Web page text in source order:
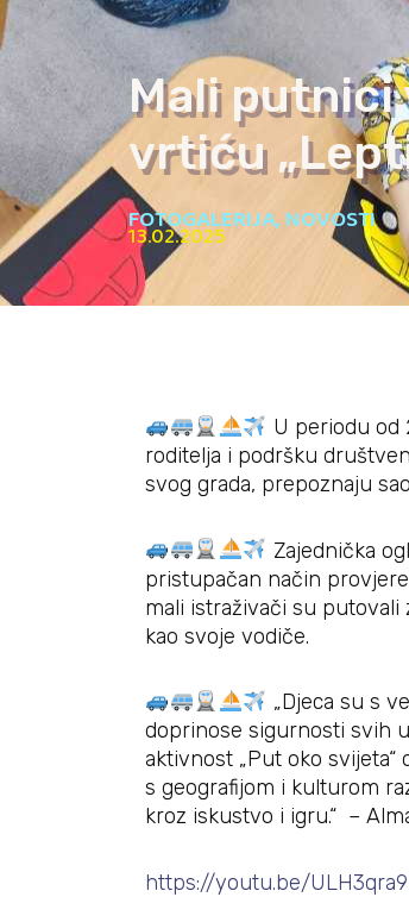
Mali putnici
vrtiću
FOTOGALERIJA,NOVOSTI
13.02.2025
U periodu od
roditelja i podršku
svog grada, prepoznaju
Zajednička
pristupačan način
mali istraživači su
kao svoje vodiče.
„Djeca su s
doprinose sigurnosti svih
aktivnost „Put oko
s geografijom i kulturom
kroz iskustvo i igru.“ –
https://youtu.be/